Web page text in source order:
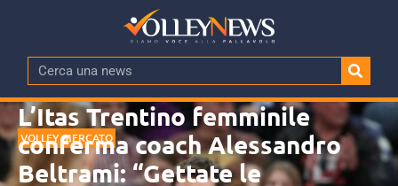
VOLLEY MERCATO
L’Itas Trentino femminile
conferma coach Alessandro
Beltrami: “Gettate le